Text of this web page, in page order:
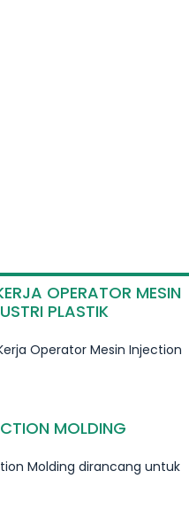
OPERATOR MESIN
PLASTIK
Operator Mesin Injection
MOLDING
Molding dirancang untuk